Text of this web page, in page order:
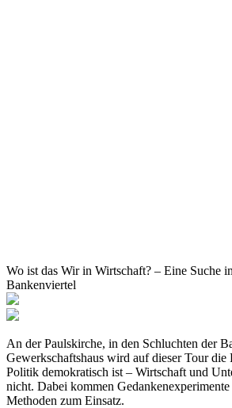
Wo ist das Wir in Wirtschaft? – Eine Suche
Bankenviertel
An der Paulskirche, in den Schluchten der
Gewerkschaftshaus wird auf dieser Tour die
Politik demokratisch ist – Wirtschaft und
nicht. Dabei kommen
Methoden zum Einsatz.